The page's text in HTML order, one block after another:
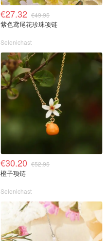
€27.32 €49.95
紫色鸢尾花珍珠项链
Selenichast
€30.20 €52.95
橙子项链
Selenichast